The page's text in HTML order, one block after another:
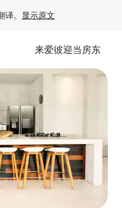
。 显示原文
来爱彼迎当房东